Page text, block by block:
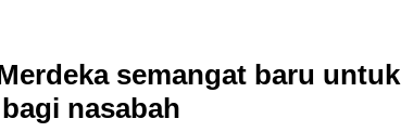
semangat baru untuk
nasabah